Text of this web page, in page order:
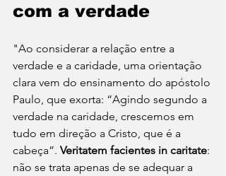
com a verdade
"Ao considerar a relação entre a
verdade e a caridade, uma orientação
clara vem do ensinamento do apóstolo
Paulo, que exorta: “Agindo segundo a
verdade na caridade, crescemos em
tudo em direção a Cristo, que é a
cabeça”. Veritatem facientes in caritate:
não se trata apenas de se adequar a